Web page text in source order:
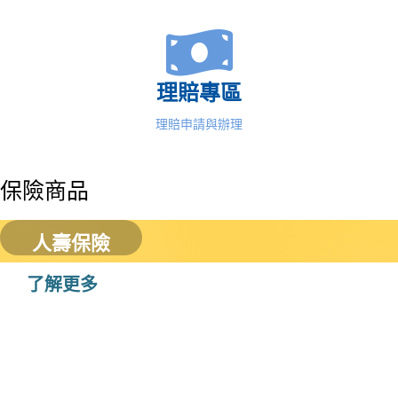
理賠專區
理賠申請與辦理
保險商品
人壽保險
了解更多